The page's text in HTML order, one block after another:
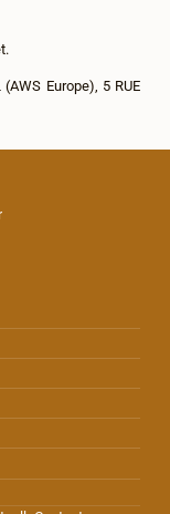
Europe), 5 RUE